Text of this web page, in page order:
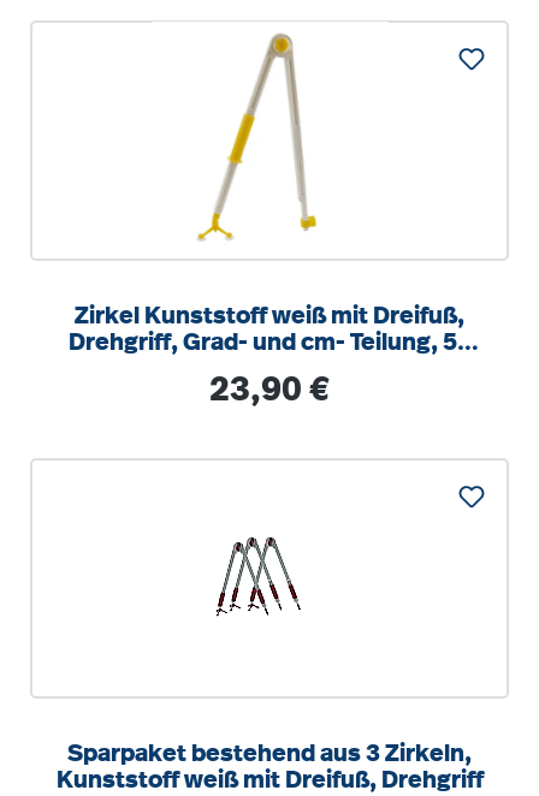
Zirkel Kunststoff weiß mit Dreifuß,
Drehgriff, Grad- und cm- Teilung, 50
Regulärer Preis:
23,90 €
Sparpaket bestehend aus 3 Zirkeln,
Kunststoff weiß mit Dreifuß, Drehgriff